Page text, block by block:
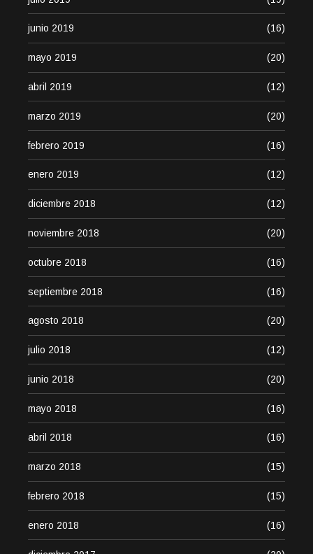
junio 2019 (16)
mayo 2019 (20)
abril 2019 (12)
marzo 2019 (20)
febrero 2019 (16)
enero 2019 (12)
diciembre 2018 (12)
noviembre 2018 (20)
octubre 2018 (16)
septiembre 2018 (16)
agosto 2018 (20)
julio 2018 (12)
junio 2018 (20)
mayo 2018 (16)
abril 2018 (16)
marzo 2018 (15)
febrero 2018 (15)
enero 2018 (16)